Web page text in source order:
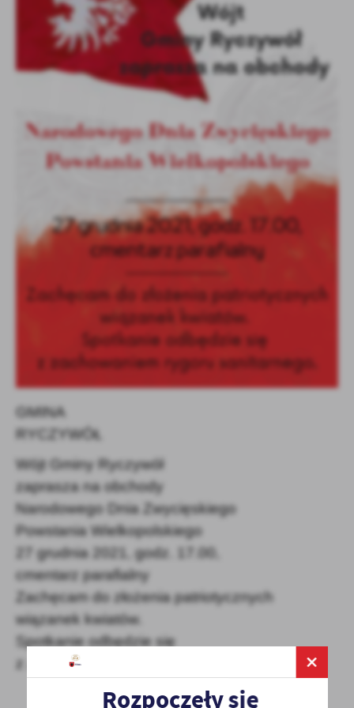
Firmy te działają w charakterze pośredników prezentujących nasze
treści w postaci wiadomości, ofert, komunikatów mediów
społecznościowych.
GMINA
RYCZYWÓŁ
Wójt Gminy Ryczywół
zaprasza na obchody
Narodowego Dnia Zwycięskiego
Powstania Wielkopolskiego
27 grudnia 2021, godz. 17.00,
cmentarz parafialny
Zachęcam do złożenia patriotycznych
wiązanek kwiatów.
Spotkanie odbędzie się
z zachowaniem rygoru sanitarnego.
Rozpoczęły się